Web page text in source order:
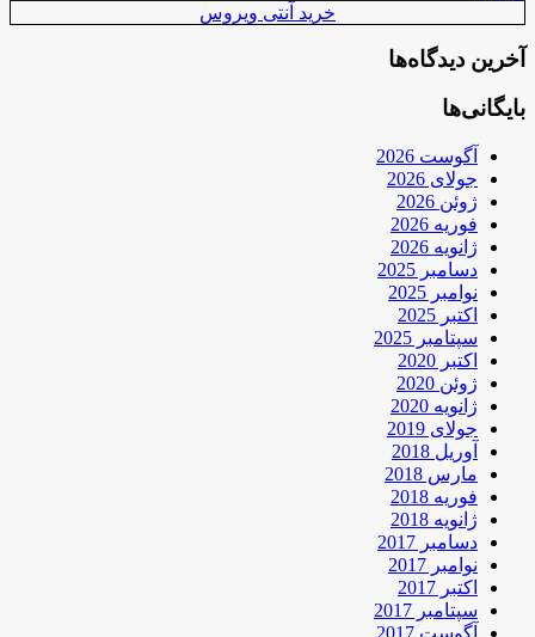
خرید آنتی ویروس
آخرین دیدگاه‌ها
بایگانی‌ها
آگوست 2026
جولای 2026
ژوئن 2026
فوریه 2026
ژانویه 2026
دسامبر 2025
نوامبر 2025
اکتبر 2025
سپتامبر 2025
اکتبر 2020
ژوئن 2020
ژانویه 2020
جولای 2019
آوریل 2018
مارس 2018
فوریه 2018
ژانویه 2018
دسامبر 2017
نوامبر 2017
اکتبر 2017
سپتامبر 2017
آگوست 2017